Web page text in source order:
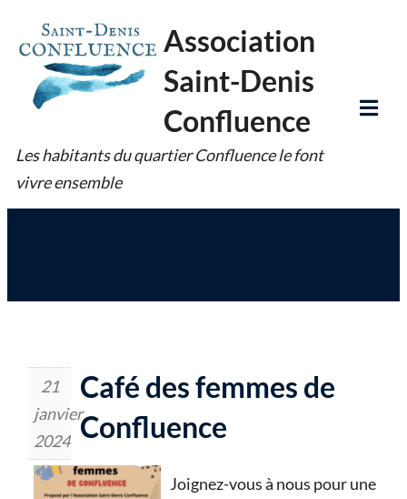
to
content
Association
Saint-Denis
Confluence
Les habitants du quartier Confluence le font
vivre ensemble
21
janvier
2024
Café des femmes de
Confluence
Joignez-vous à nous pour une